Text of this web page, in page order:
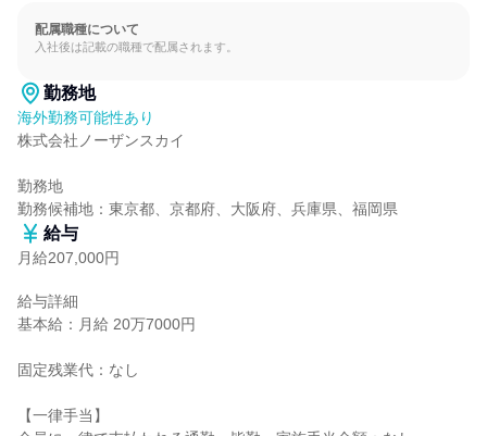
配属職種について
入社後は記載の職種で配属されます。
勤務地
海外勤務可能性あり
株式会社ノーザンスカイ
勤務地
勤務候補地：東京都、京都府、大阪府、兵庫県、福岡県
給与
月給207,000円
給与詳細
基本給：月給 20万7000円
固定残業代：なし
【一律手当】